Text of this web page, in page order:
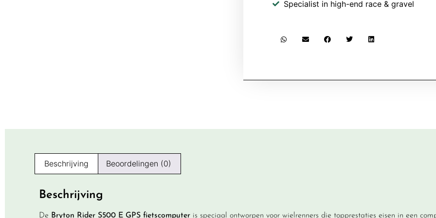
Specialist in high-end race & gravel
Beschrijving Beoordelingen (0)
Beschrijving
De Bryton Rider S500 E GPS fietscomputer is speciaal ontworpen voor wielrenners die topprestaties eisen in een